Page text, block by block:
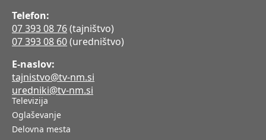
Telefon:
07 393 08 76(tajništvo)
07 393 08 60(uredništvo)
E-naslov:
tajnistvo@tv-nm.si
uredniki@tv-nm.si
Televizija
Oglaševanje
Delovna mesta